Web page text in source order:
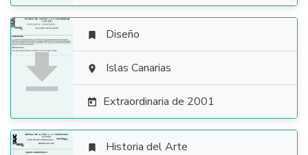

 Diseño
 Islas Canarias
 Extraordinaria de 2001
 Historia del Arte